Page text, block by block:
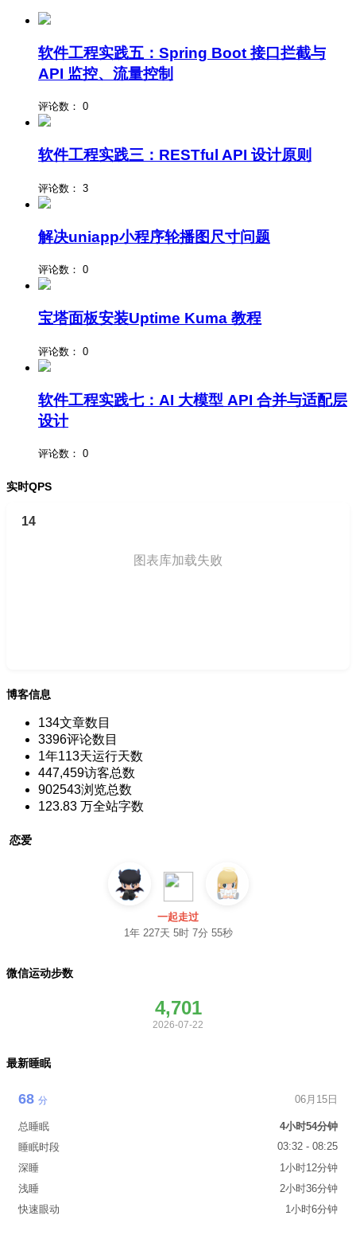
软件工程实践五：Spring Boot 接口拦截与
API 监控、流量控制
评论数： 0
软件工程实践三：RESTful API 设计原则
评论数： 3
解决uniapp小程序轮播图尺寸问题
评论数： 0
宝塔面板安装Uptime Kuma 教程
评论数： 0
软件工程实践七：AI 大模型 API 合并与适配层
设计
评论数： 0
实时QPS
14
图表库加载失败
博客信息
134文章数目
3396评论数目
1年113天运行天数
447,459访客总数
902543浏览总数
123.83 万全站字数
恋爱
一起走过
1年 227天 5时 7分 56秒
微信运动步数
4,701
2026-07-22
最新睡眠
68 分 06月15日
总睡眠
4小时54分钟
睡眠时段
03:32 - 08:25
深睡
1小时12分钟
浅睡
2小时36分钟
快速眼动
1小时6分钟